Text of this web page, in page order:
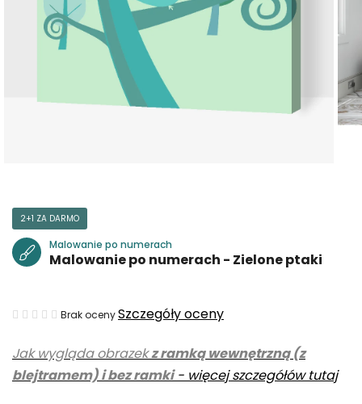
Jak wygląda obrazekz ramką wewnętrzną (z
blejtramem) i bez ramki- więcej szczegółów tutaj
2+1 ZA DARMO
Malowanie po numerach
Malowanie po numerach - Zielone ptaki
Średnia
produktu
wynosi
Brak ocenySzczegóły oceny